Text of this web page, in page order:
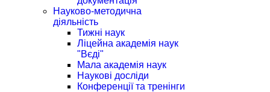
Науково-методична
діяльність
Тижні наук
Ліцейна академія наук
"Вєді"
Мала академія наук
Наукові досліди
Конференції та тренінги